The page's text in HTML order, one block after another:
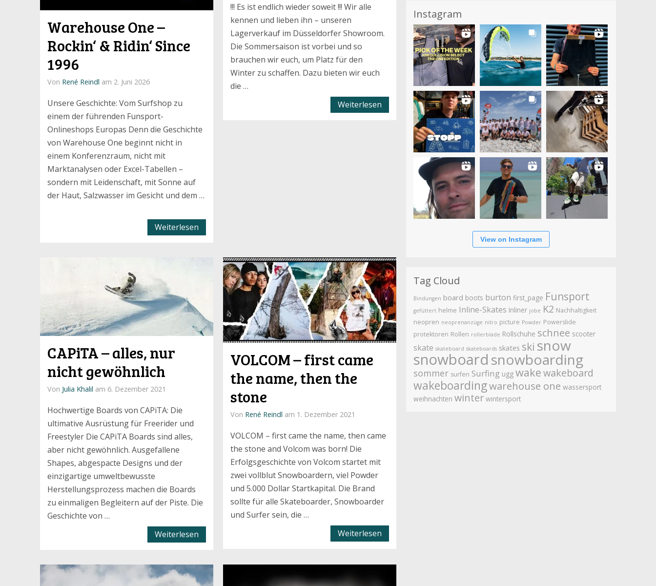
Warehouse One –
Rockin‘ & Ridin‘ Since
1996
Von René Reindl am 2. Juni 2026
Unsere Geschichte: Vom Surfshop zu
einem der führenden Funsport-
Onlineshops Europas Denn die Geschichte
von Warehouse One beginnt nicht in
einem Konferenzraum, nicht mit
Marktanalysen oder Excel-Tabellen –
sondern mit Leidenschaft, mit Sonne auf
der Haut, Salzwasser im Gesicht und dem …
Weiterlesen
!!! Es ist endlich wieder soweit !!! Wir alle
kennen und lieben ihn – unseren
Lagerverkauf im Düsseldorfer Showroom.
Die Sommersaison ist vorbei und so
brauchen wir euch, um Platz für den
Winter zu schaffen. Dazu bieten wir euch
die …
Weiterlesen
CAPiTA – alles, nur
nicht gewöhnlich
Von Julia Khalil am 6. Dezember 2021
Hochwertige Boards von CAPiTA: Die
ultimative Ausrüstung für Freerider und
Freestyler Die CAPiTA Boards sind alles,
aber nicht gewöhnlich. Ausgefallene
Shapes, abgespacte Designs und der
einzigartige umweltbewusste
Herstellungsprozess machen die Boards
zu einmaligen Begleitern auf der Piste. Die
Geschichte von …
Weiterlesen
VOLCOM – first came
the name, then the
stone
Von René Reindl am 1. Dezember 2021
VOLCOM – first came the name, then came
the stone and Volcom was born! Die
Erfolgsgeschichte von Volcom startet mit
zwei vollblut Snowboardern, viel Powder
und 5.000 Dollar Startkapital. Die Brand
sollte für alle Skateboarder, Snowboarder
und Surfer sein, die …
Weiterlesen
Instagram
View on Instagram
Tag Cloud
Bindungen board boots burton first_page Funsport
gefüttert helme Inline-Skates Inliner jobe K2 Nachhaltigkeit
neopren neoprenanzüge nitro picture Powder Powerslide
protektoren Rollen rollerblade Rollschuhe schnee scooter
skate skateboard skateboards skates ski snow
snowboard snowboarding
sommer surfen Surfing ugg wakewakeboard
wakeboardingwarehouse one wassersport
weihnachten winter wintersport